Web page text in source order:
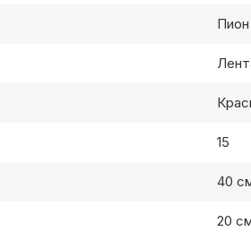
15
40
20